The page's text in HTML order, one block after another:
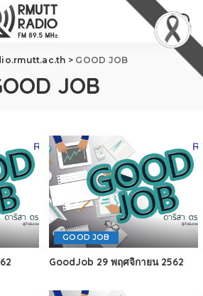
> GOOD JOB
JOB
GOOD JOB
GoodJob 29 พฤศจิกายน 2562